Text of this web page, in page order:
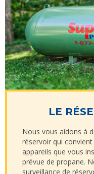
LE
Nous vous aidons à
réservoir qui
appareils que vous
prévue de propane.
surveillance de